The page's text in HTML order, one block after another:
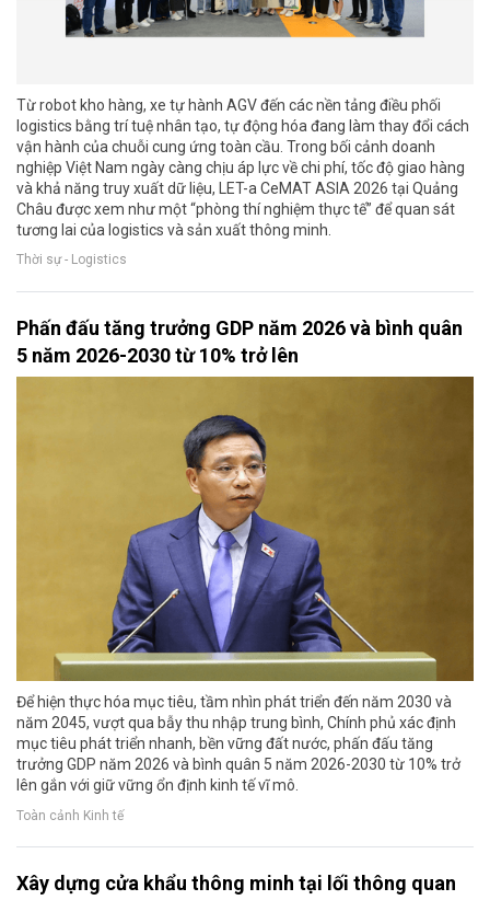
Từ robot kho hàng, xe tự hành AGV đến các nền tảng điều phối
logistics bằng trí tuệ nhân tạo, tự động hóa đang làm thay đổi cách
vận hành của chuỗi cung ứng toàn cầu. Trong bối cảnh doanh
nghiệp Việt Nam ngày càng chịu áp lực về chi phí, tốc độ giao hàng
và khả năng truy xuất dữ liệu, LET-a CeMAT ASIA 2026 tại Quảng
Châu được xem như một “phòng thí nghiệm thực tế” để quan sát
tương lai của logistics và sản xuất thông minh.
Thời sự - Logistics
Phấn đấu tăng trưởng GDP năm 2026 và bình quân
5 năm 2026-2030 từ 10% trở lên
Để hiện thực hóa mục tiêu, tầm nhìn phát triển đến năm 2030 và
năm 2045, vượt qua bẫy thu nhập trung bình, Chính phủ xác định
mục tiêu phát triển nhanh, bền vững đất nước, phấn đấu tăng
trưởng GDP năm 2026 và bình quân 5 năm 2026-2030 từ 10% trở
lên gắn với giữ vững ổn định kinh tế vĩ mô.
Toàn cảnh Kinh tế
Xây dựng cửa khẩu thông minh tại lối thông quan